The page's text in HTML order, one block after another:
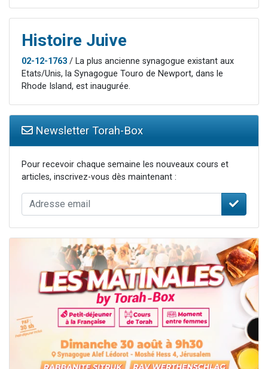
Histoire Juive
02-12-1763 / La plus ancienne synagogue existant aux
Etats/Unis, la Synagogue Touro de Newport, dans le
Rhode Island, est inaugurée.
Newsletter Torah-Box
Pour recevoir chaque semaine les nouveaux cours et
articles, inscrivez-vous dès maintenant :